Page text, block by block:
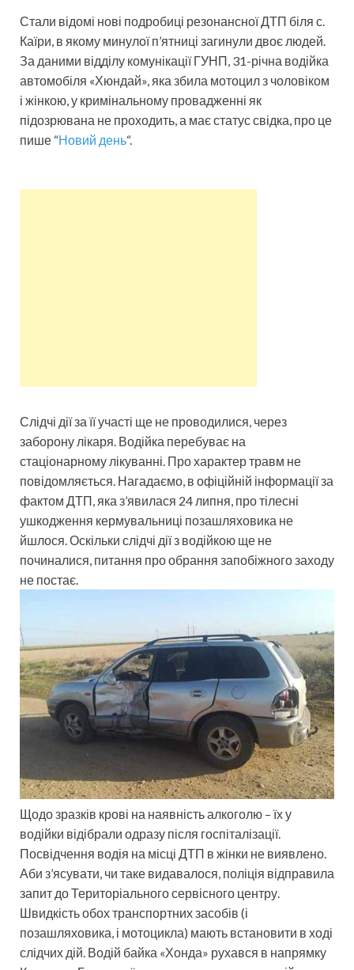
Стали відомі нові подробиці резонансної ДТП біля с.
Каїри, в якому минулої п’ятниці загинули двоє людей.
За даними відділу комунікації ГУНП, 31-річна водійка
автомобіля «Хюндай», яка збила мотоцил з чоловіком
і жінкою, у кримінальному провадженні як
підозрювана не проходить, а має статус свідка, про це
пише “Новий день“.
Слідчі дії за її участі ще не проводилися, через
заборону лікаря. Водійка перебуває на
стаціонарному лікуванні. Про характер травм не
повідомляється. Нагадаємо, в офіційній інформації за
фактом ДТП, яка з’явилася 24 липня, про тілесні
ушкодження кермувальниці позашляховика не
йшлося. Оскільки слідчі дії з водійкою ще не
починалися, питання про обрання запобіжного заходу
не постає.
Щодо зразків крові на наявність алкоголю – їх у
водійки відібрали одразу після госпіталізації.
Посвідчення водія на місці ДТП в жінки не виявлено.
Аби з’ясувати, чи таке видавалося, поліція відправила
запит до Територіального сервісного центру.
Швидкість обох транспортних засобів (і
позашляховика, і мотоцикла) мають встановити в ході
слідчих дій. Водій байка «Хонда» рухався в напрямку